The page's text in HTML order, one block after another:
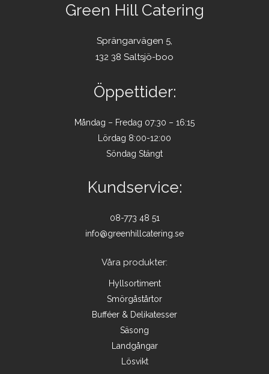
Green Hill Catering
Sprängarvägen 5,
132 38 Saltsjö-boo
Öppettider:
Måndag – Fredag 07:30 – 16:15
Lördag 8:00-12:00
Söndag Stängt
Kundservice:
08-773 48 51
info@greenhillcatering.se
Våra produkter:
Hyllsortiment
Smörgåstårtor
Bufféer & Delikatesser
Säsong
Landgångar
Lösvikt